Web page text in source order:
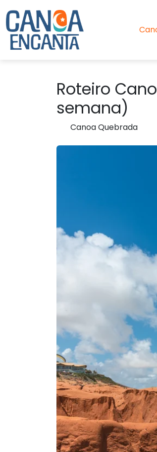
Roteiro
semana)
Canoa Quebrada